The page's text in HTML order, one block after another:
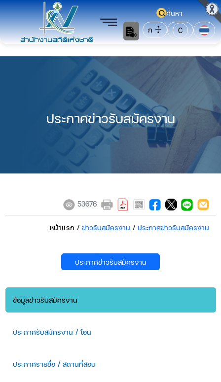
ค้นหา
ก
C
ประกาศข่าวรับสมัครงาน
53676
หน้าแรก / ข่าวรับสมัครงาน / ประกาศข่าวรับสมัครงาน
ประกาศข่าวรับสมัครงาน
ข้อมูลข่าวรับสมัครงาน
ประกาศรับสมัครงาน / โอน
ประกาศรายชื่อ / สถานที่สอบ